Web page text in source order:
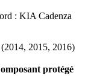
2015, 2016)
protégé